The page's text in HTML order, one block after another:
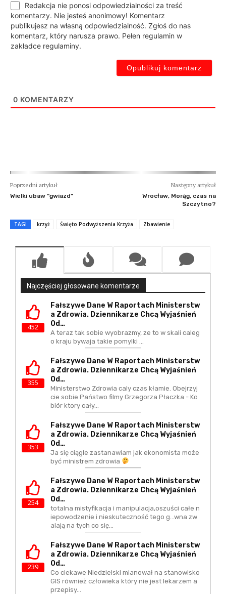
Redakcja nie ponosi odpowiedzialności za treść
komentarzy. Nie jesteś anonimowy! Komentarz
publikujesz na własną odpowiedzialność. Zgłoś do nas
komentarz, który narusza prawo. Pełen regulamin w
zakładce regulaminy.
0 KOMENTARZY
Poprzedni artykuł
Wielki ubaw “gwiazd”
Następny artykuł
Wrocław, Morąg, czas na
Szczytno?
TAGI krzyż Święto Podwyższenia Krzyża Zbawienie
Najczęściej głosowane komentarze
452
Fałszywe Dane W Raportach Ministerstw
A Zdrowia. Dziennikarze Chcą Wyjaśnień
Od…
A teraz tak sobie wyobrazmy, ze to w skali caleg
o kraju bywaja takie pomylki ...
355
Fałszywe Dane W Raportach Ministerstw
A Zdrowia. Dziennikarze Chcą Wyjaśnień
Od…
Ministerstwo Zdrowia caly czas kłamie. Obejrzyj
cie sobie Państwo filmy Grzegorza Płaczka - Ko
biór ktory cały…
353
Fałszywe Dane W Raportach Ministerstw
A Zdrowia. Dziennikarze Chcą Wyjaśnień
Od…
Ja się ciągle zastanawiam jak ekonomista może
być ministrem zdrowia
254
Fałszywe Dane W Raportach Ministerstw
A Zdrowia. Dziennikarze Chcą Wyjaśnień
Od…
totalna mistyfikacja i manipulacja,oszuści całe n
iepowodzenie i nieskuteczność tego g...wna zw
alają na tych co się…
239
Fałszywe Dane W Raportach Ministerstw
A Zdrowia. Dziennikarze Chcą Wyjaśnień
Od…
Co ciekawe Niedzielski mianował na stanowisko
GIS również człowieka który nie jest lekarzem a
przepisy…